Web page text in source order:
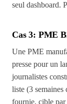
seul dashboard.
Cas 3: PME
Une PME
presse pour un
journalistes
liste (3 semaines
fournie, cible